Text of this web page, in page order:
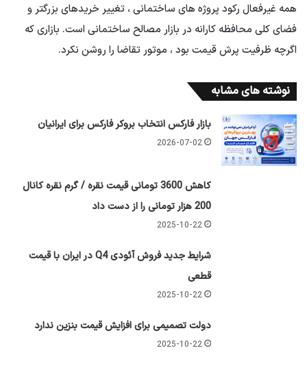
همه غیرفعال رکود پروژه های ساختمانی ، تغییر خریدهای بزرگتر و
فضای کلی محافظه کارانه در بازار مصالح ساختمانی است. بازاری که
اگرچه ظرفیت پرش قیمت بود ، موتور تقاضا را روشن نکرد.
نوشته های مشابه
بازار فارکس انتخاب بروکر فارکس برای ایرانیان
2026-07-02
کاهش 3600 تومانی قیمت نقره / گرم نقره کانال
200 هزار تومانی را از دست داد
2025-10-22
شرایط جدید فروش آئودی Q4 در ایران با قیمت
قطعی
2025-10-22
دولت تصمیمی برای افزایش قیمت بنزین ندارد
2025-10-22